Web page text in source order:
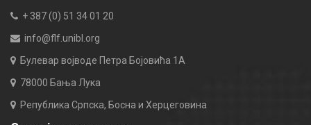
+ 387 (0) 51 34 01 20
info@flf.unibl.org
Булевар војводе Петра Бојовића 1А
78000 Бања Лука
Република Српска, Босна и Херцеговина